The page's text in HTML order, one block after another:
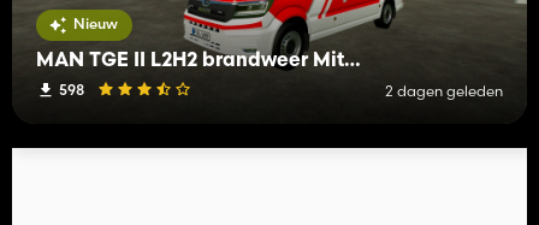
Nieuw
MAN TGE II L2H2 brandweer Mittelberg
598 2 dagen geleden